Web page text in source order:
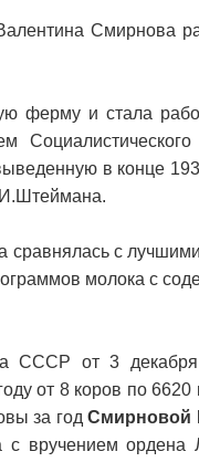
Смирнова
ферму и стала
в конце
с
молока с
СССР от 3
от 8 коров по
за годСмирновой
с вручением